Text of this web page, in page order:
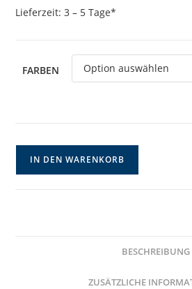
Lieferzeit:3 – 5 Tage*
FARBEN
IN DEN WARENKORB
BESCHREIBUNG
ZUSÄTZLICHE